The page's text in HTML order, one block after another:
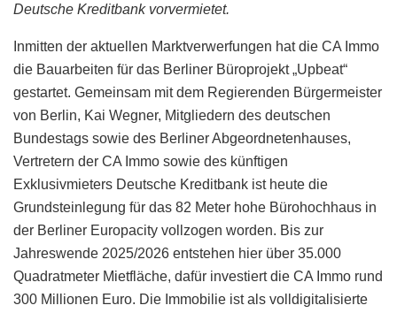
Deutsche Kreditbank vorvermietet.
Inmitten der aktuellen Marktverwerfungen hat die CA Immo
die Bauarbeiten für das Berliner Büroprojekt „Upbeat“
gestartet. Gemeinsam mit dem Regierenden Bürgermeister
von Berlin, Kai Wegner, Mitgliedern des deutschen
Bundestags sowie des Berliner Abgeordnetenhauses,
Vertretern der CA Immo sowie des künftigen
Exklusivmieters Deutsche Kreditbank ist heute die
Grundsteinlegung für das 82 Meter hohe Bürohochhaus in
der Berliner Europacity vollzogen worden. Bis zur
Jahreswende 2025/2026 entstehen hier über 35.000
Quadratmeter Mietfläche, dafür investiert die CA Immo rund
300 Millionen Euro. Die Immobilie ist als volldigitalisierte